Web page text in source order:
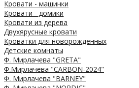
Кровати - машинки
Кровати - домики
Кровати из дерева
Двухярусные кровати
Кроватки для новорожденных
Детские комнаты
Ф. Мирлачева "GRETA"
Ф.Мирлачева "CARBON-2024"
Ф. Мирлачева "BARNEY"